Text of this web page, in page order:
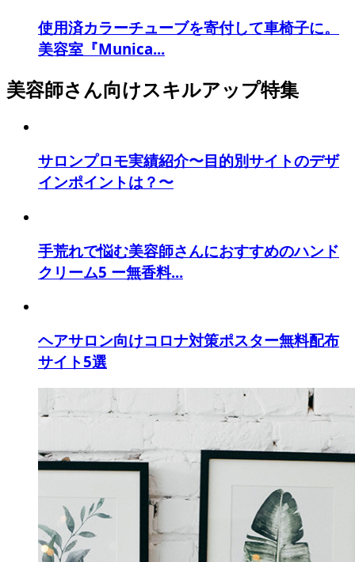
使用済カラーチューブを寄付して車椅子に。
美容室『Munica...
美容師さん向けスキルアップ特集
サロンプロモ実績紹介〜目的別サイトのデザ
インポイントは？〜
手荒れで悩む美容師さんにおすすめのハンド
クリーム5 ー無香料...
ヘアサロン向けコロナ対策ポスター無料配布
サイト5選